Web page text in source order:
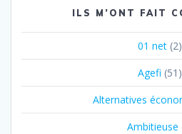
ILS M’ONT FAIT
01 net (2)
Agefi (51)
Alternatives
Ambitieuse